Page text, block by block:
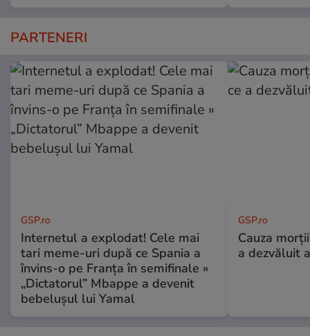
PARTENERI
GSP.ro
Internetul a explodat! Cele mai
tari meme-uri după ce Spania a
învins-o pe Franța în semifinale »
„Dictatorul” Mbappe a devenit
bebelușul lui Yamal
GSP.ro
Cauza
a dezvăluit